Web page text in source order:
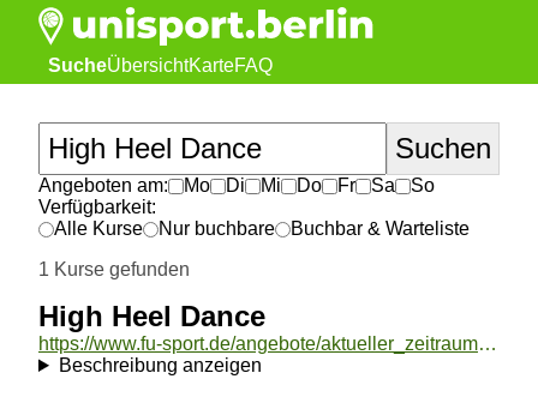
SucheÜbersichtKarteFAQ
Angeboten am: Mo Di Mi Do Fr Sa
So
Verfügbarkeit:
Alle Kurse
Nur buchbare
Buchbar & Warteliste
1 Kurse gefunden
High Heel Dance
https://www.fu-sport.de/angebote/aktueller_zeitraum/_High_Heel_Dance.html
Beschreibung anzeigen